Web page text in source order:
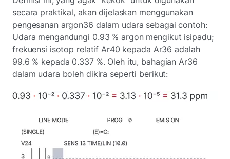
secara praktikal, akan dijelaskan menggunakan
pengesanan argon36 dalam udara sebagai contoh:
Udara mengandungi 0.93 % argon mengikut isipadu;
frekuensi isotop relatif Ar40 kepada Ar36 adalah
99.6 % kepada 0.337 %. Oleh itu, bahagian Ar36
dalam udara boleh dikira seperti berikut: